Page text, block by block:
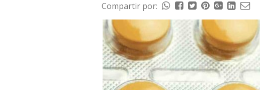
Compartir por: